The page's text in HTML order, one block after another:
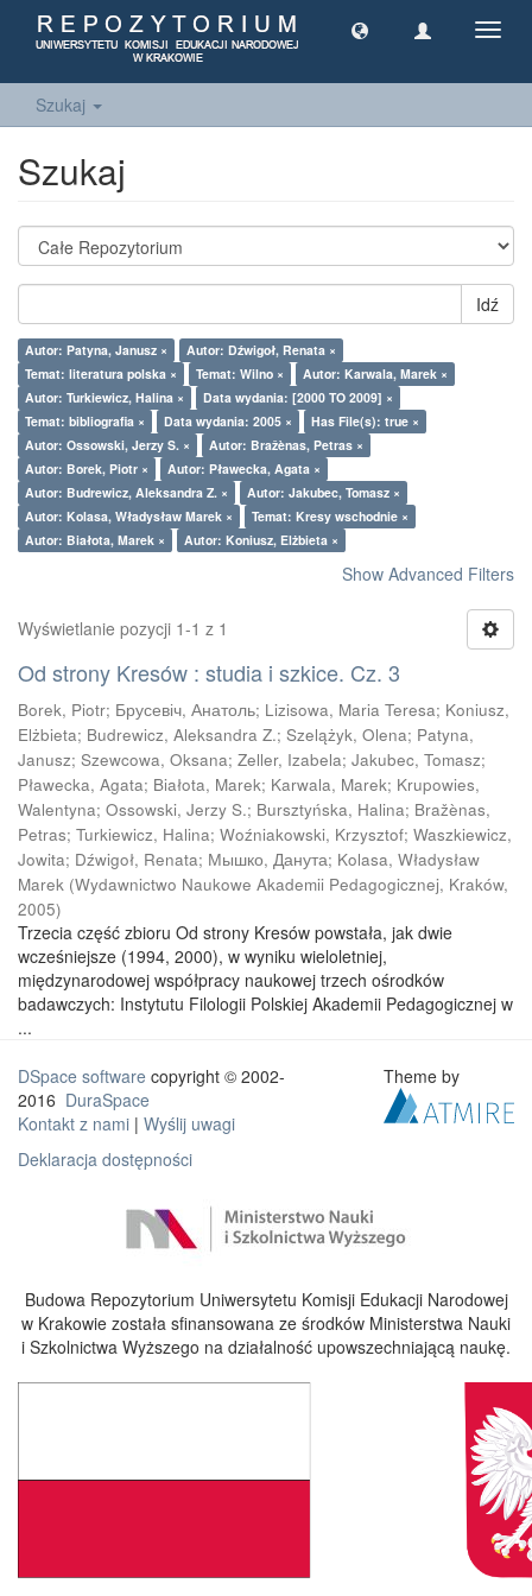
Szukaj
Szukaj
Idź
Autor: Patyna, Janusz ×
Autor: Dźwigoł, Renata ×
Temat: literatura polska ×
Temat: Wilno ×
Autor: Karwala, Marek ×
Autor: Turkiewicz, Halina ×
Data wydania: [2000 TO 2009] ×
Temat: bibliografia ×
Data wydania: 2005 ×
Has File(s): true ×
Autor: Ossowski, Jerzy S. ×
Autor: Bražènas, Petras ×
Autor: Borek, Piotr ×
Autor: Pławecka, Agata ×
Autor: Budrewicz, Aleksandra Z. ×
Autor: Jakubec, Tomasz ×
Autor: Kolasa, Władysław Marek ×
Temat: Kresy wschodnie ×
Autor: Białota, Marek ×
Autor: Koniusz, Elżbieta ×
Show Advanced Filters
Wyświetlanie pozycji 1-1 z 1
Od strony Kresów : studia i szkice. Cz. 3
Borek, Piotr; Брусевіч, Анатоль; Lizisowa, Maria Teresa; Koniusz,
Elżbieta; Budrewicz, Aleksandra Z.; Szelążyk, Olena; Patyna,
Janusz; Szewcowa, Oksana; Zeller, Izabela; Jakubec, Tomasz;
Pławecka, Agata; Białota, Marek; Karwala, Marek; Krupowies,
Walentyna; Ossowski, Jerzy S.; Bursztyńska, Halina; Bražènas,
Petras; Turkiewicz, Halina; Woźniakowski, Krzysztof; Waszkiewicz,
Jowita; Dźwigoł, Renata; Мышко, Данута; Kolasa, Władysław
Marek (Wydawnictwo Naukowe Akademii Pedagogicznej, Kraków,
2005)
Trzecia część zbioru Od strony Kresów powstała, jak dwie
wcześniejsze (1994, 2000), w wyniku wieloletniej,
międzynarodowej współpracy naukowej trzech ośrodków
badawczych: Instytutu Filologii Polskiej Akademii Pedagogicznej w
...
DSpace software copyright © 2002-
2016 DuraSpace
Kontakt z nami | Wyślij uwagi
Deklaracja dostępności
Theme by
Budowa Repozytorium Uniwersytetu Komisji Edukacji Narodowej
w Krakowie została sfinansowana ze środków Ministerstwa Nauki
i Szkolnictwa Wyższego na działalność upowszechniającą naukę.